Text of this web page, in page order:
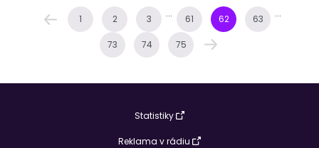
1 2 3 ... 61 62 63 ...
73 74 75
Statistiky
Reklama v rádiu